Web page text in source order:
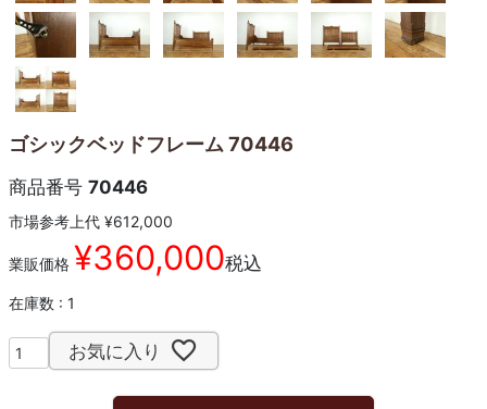
ゴシックベッドフレーム 70446
商品番号 70446
市場参考上代 ¥612,000
業販価格 ¥360,000税込
在庫数 1
お気に入り